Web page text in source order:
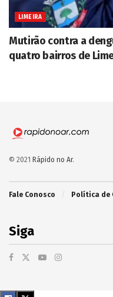
LIMEIRA
Mutirão contra a
quatro bairros de
© 2021 Rápido no Ar.
Fale Conosco Política de
Siga